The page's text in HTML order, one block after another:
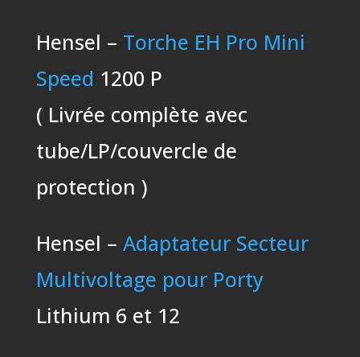
Hensel – Torche EH Pro Mini
Speed 1200 P
( Livrée complète avec
tube/LP/couvercle de
protection )
Hensel – Adaptateur Secteur
Multivoltage pour Porty
Lithium 6 et 12